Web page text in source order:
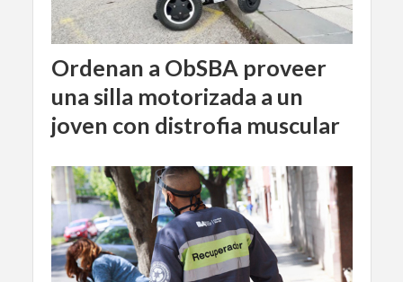
Ordenan a ObSBA proveer
una silla motorizada a un
joven con distrofia muscular